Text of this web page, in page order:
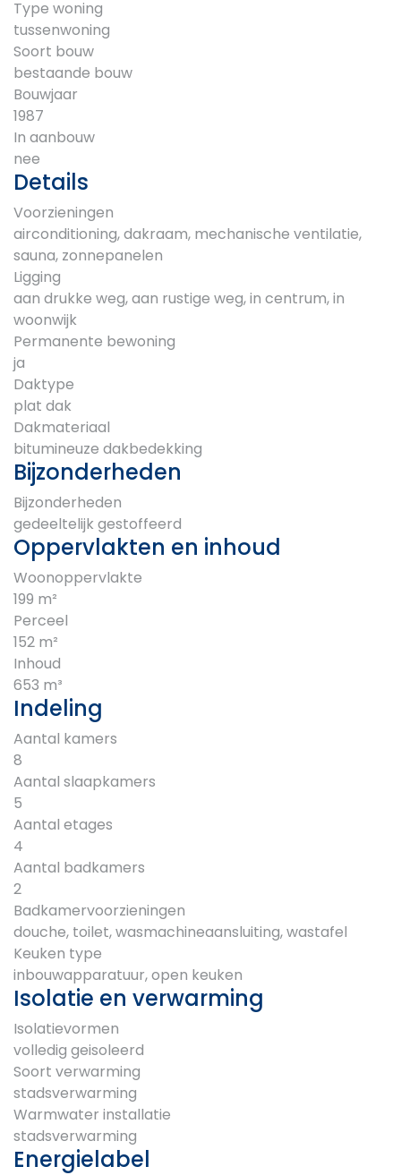
Type woning
tussenwoning
Soort bouw
bestaande bouw
Bouwjaar
1987
In aanbouw
nee
Details
Voorzieningen
airconditioning, dakraam, mechanische ventilatie,
sauna, zonnepanelen
Ligging
aan drukke weg, aan rustige weg, in centrum, in
woonwijk
Permanente bewoning
ja
Daktype
plat dak
Dakmateriaal
bitumineuze dakbedekking
Bijzonderheden
Bijzonderheden
gedeeltelijk gestoffeerd
Oppervlakten en inhoud
Woonoppervlakte
199 m²
Perceel
152 m²
Inhoud
653 m³
Indeling
Aantal kamers
8
Aantal slaapkamers
5
Aantal etages
4
Aantal badkamers
2
Badkamervoorzieningen
douche, toilet, wasmachineaansluiting, wastafel
Keuken type
inbouwapparatuur, open keuken
Isolatie en verwarming
Isolatievormen
volledig geisoleerd
Soort verwarming
stadsverwarming
Warmwater installatie
stadsverwarming
Energielabel